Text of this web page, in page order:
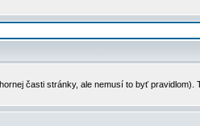
časti stránky, ale nemusí to byť pravidlom).